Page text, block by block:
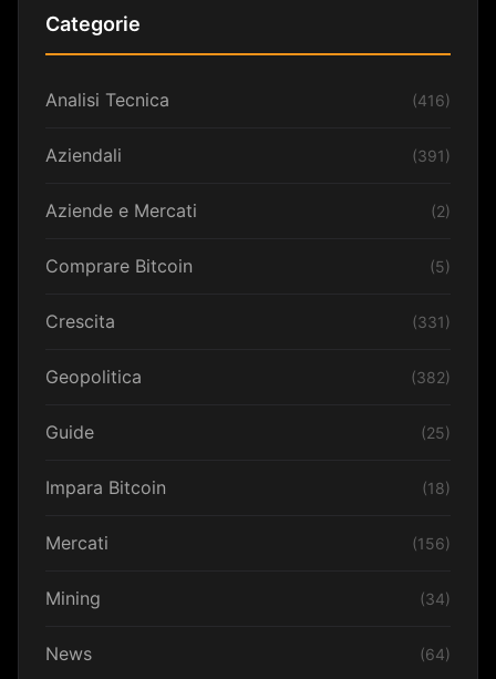
Categorie
Analisi Tecnica (416)
Aziendali (391)
Aziende e Mercati (2)
Comprare Bitcoin (5)
Crescita (331)
Geopolitica (382)
Guide (25)
Impara Bitcoin (18)
Mercati (156)
Mining (34)
News (64)